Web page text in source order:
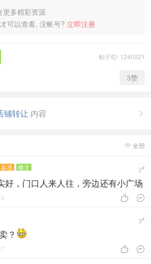
更多精彩资源
才可以查看, 没帐号? 立即注册
帖子ID: 1240021
3赞

铺转让 内容
 全部
2#
县丞 楼主
好，门口人来人往，旁边还有小广场
 
3#
？
 